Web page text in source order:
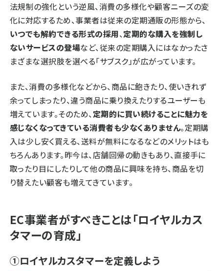
法規制の強化という逆風、消費の多様化や顧客ニーズの変
化に対応するため、事業者は従来の定期通販の形態から、
いつでも解約できる形式の採用、定期的な購入を強制し
ないサービスの登場など、従来の定期購入にはなかったさ
まざまな選択肢を選べる「サブスク」が広がっています。
また、消費の多様化などから、商品に飽きたり、使いきれず
余ってしまったり、違う商品に乗り換えたりするユーザーも
増えています。そのため、定期的に買い続けることに魅力を
感じなくなってきている消費者も少なくありません。定期購
入は少し安く買える、送料が無料になるなどのメリットはも
ちろんあります。昨今は、店舗回帰の動きもあり、直接手に
取ったり目にしたりして他の商品に興味を持ち、商品を切
り替えたい顧客も増えてきています。
EC事業者がすべきことは「ロイヤルカス
タマーの育成」
①ロイヤルカスタマーを定義しよう